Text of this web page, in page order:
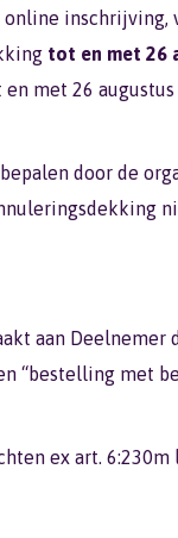
inschrijving,
tot en met 26
met 26
door de
aan
“bestelling met
ex art.